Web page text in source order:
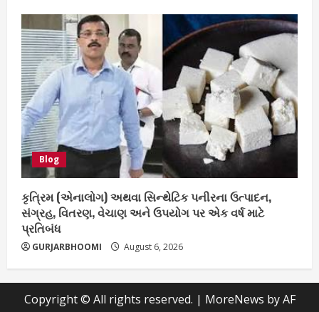
Blog
કૃત્રિમ (એનાલોગ) અથવા સિન્થેટિક પનીરના ઉત્પાદન,
સંગ્રહ, વિતરણ, વેચાણ અને ઉપયોગ પર એક વર્ષ માટે
પ્રતિબંધ
GURJARBHOOMI August 6, 2026
Copyright © All rights reserved. | MoreNews by AF